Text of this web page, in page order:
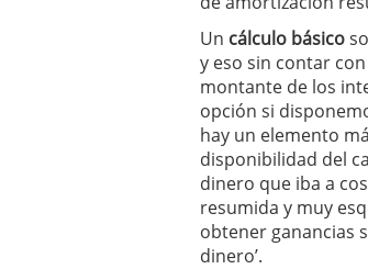
Un cálculo básico
y eso sin contar
montante de los
opción si
hay un elemento
disponibilidad del
dinero que iba a
resumida y muy
obtener ganancias
dinero’.